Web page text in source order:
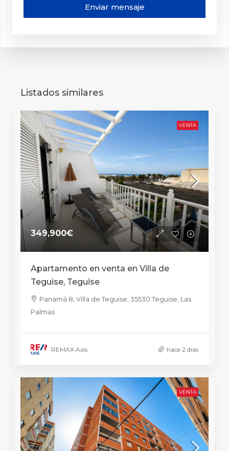
Enviar mensaje
Listados similares
VENTA
349,900€
Apartamento en venta en Villa de
Teguise, Teguise
Panamá 8, Villa de Teguise, 35530 Teguise, Las
Palmas
REMAX Axis hace 2 días
VENTA